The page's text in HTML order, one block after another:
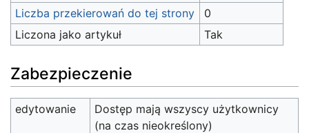
Liczba przekierowań do tej strony
0
Liczona jako artykuł
Tak
Zabezpieczenie
edytowanie
Dostęp mają wszyscy użytkownicy
(na czas nieokreślony)